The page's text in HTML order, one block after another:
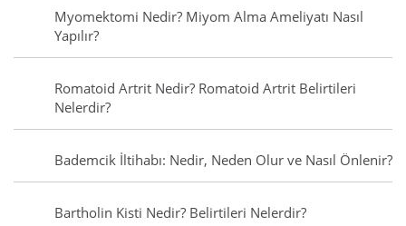
Myomektomi Nedir? Miyom Alma Ameliyatı Nasıl
Yapılır?
Romatoid Artrit Nedir? Romatoid Artrit Belirtileri
Nelerdir?
Bademcik İltihabı: Nedir, Neden Olur ve Nasıl Önlenir?
Bartholin Kisti Nedir? Belirtileri Nelerdir?